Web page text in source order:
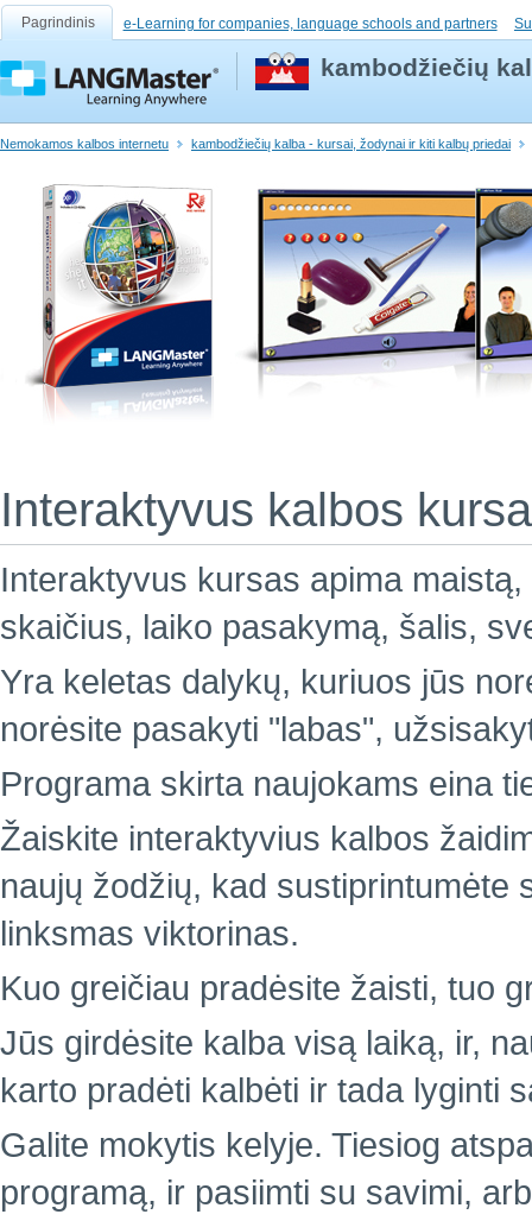
Pagrindinis e-Learning for companies, language schools and partners
kambodžiečių
Nemokamos kalbos internetu kambodžiečių kalba - kursai, žodynai ir kiti kalbų priedai
Interaktyvus kalbos
Interaktyvus kursas apima
skaičius, laiko pasakymą, šalis,
Yra keletas dalykų, kuriuos jūs
norėsite pasakyti "labas",
Programa skirta naujokams eina
Žaiskite interaktyvius kalbos
naujų žodžių, kad sustiprintumėte
linksmas viktorinas.
Kuo greičiau pradėsite žaisti, tuo
Jūs girdėsite kalba visą laiką, ir,
karto pradėti kalbėti ir tada lyginti
Galite mokytis kelyje. Tiesiog
programą, ir pasiimti su savimi,